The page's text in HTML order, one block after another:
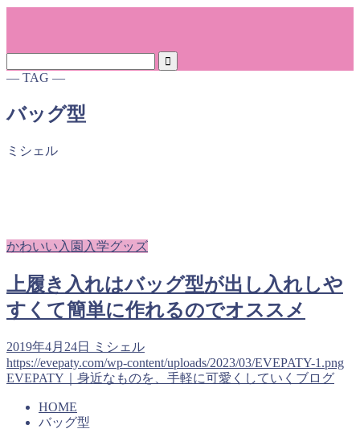
― TAG ―
バッグ型
ミシェル
かわいい入園入学グッズ
上履き入れはバッグ型が出し入れしや
すくて簡単に作れるのでオススメ
2019年4月24日
ミシェル
https://evepaty.com/wp-content/uploads/2023/03/EVEPATY-1.png
EVEPATY｜身近なものを、手軽に可愛くしていくブログ
HOME
バッグ型